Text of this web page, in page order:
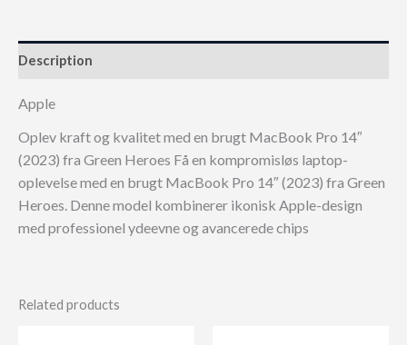
Description
Apple
Oplev kraft og kvalitet med en brugt MacBook Pro 14″
(2023) fra Green Heroes Få en kompromisløs laptop-
oplevelse med en brugt MacBook Pro 14″ (2023) fra Green
Heroes. Denne model kombinerer ikonisk Apple-design
med professionel ydeevne og avancerede chips
Related products